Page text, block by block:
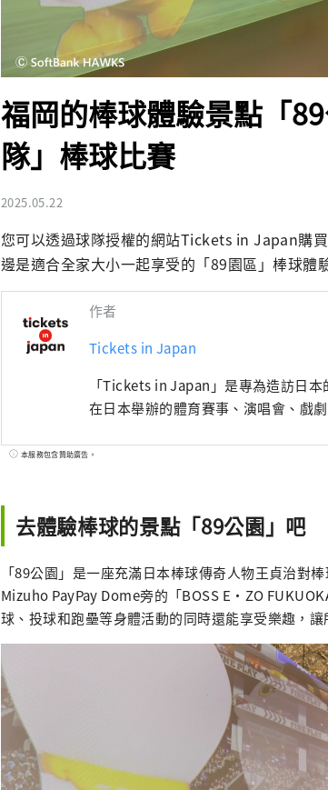
福岡的棒球體驗景點「
隊」棒球比賽
2025.05.22
您可以透過球隊授權的網站Tickets in Japan購
邊是適合全家大小一起享受的「89園區」棒球體
作者
Tickets in Japan
「Tickets in Japan」是專為造訪日
在日本舉辦的體育賽事、演唱會、戲
本服務包含贊助廣告。
去體驗棒球的景點「89公園」吧
「89公園」是一座充滿日本棒球傳奇人物王貞治對
Mizuho PayPay Dome旁的「BOSS E・ZO
球、投球和跑壘等身體活動的同時還能享受樂趣，